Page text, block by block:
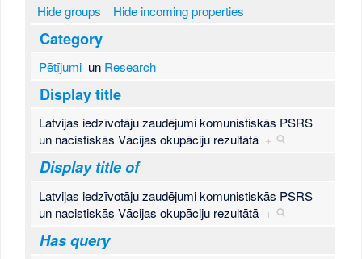
Hide groups Hide incoming properties
Category
Pētījumiun Research
Display title
Latvijas iedzīvotāju zaudējumi komunistiskās PSRS
un nacistiskās Vācijas okupāciju rezultātā +
Display title of
Latvijas iedzīvotāju zaudējumi komunistiskās PSRS
un nacistiskās Vācijas okupāciju rezultātā +
Has query